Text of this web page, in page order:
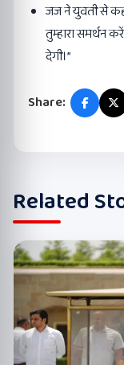
जज ने युवती से
तुम्हारा समर्थन
देगी।”
Share:
Related